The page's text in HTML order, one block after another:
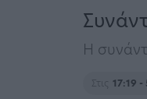
Η
Στις 17:19